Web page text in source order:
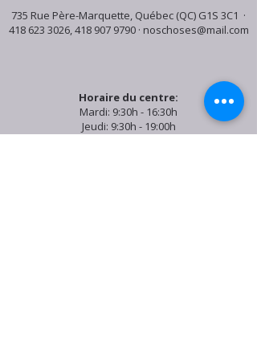
735 Rue Père-Marquette, Québec (QC) G1S 3C1 ·
418 623 3026,418 907 9790· noschoses@mail.com
Horaire du centre:
Mardi: 9:30h - 16:30h
Jeudi: 9:30h - 19:00h